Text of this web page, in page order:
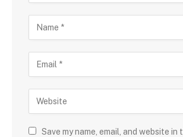
Save my name, email, and website in